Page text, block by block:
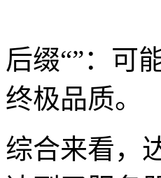
后缀“”：可
终极品质。
综合来看，